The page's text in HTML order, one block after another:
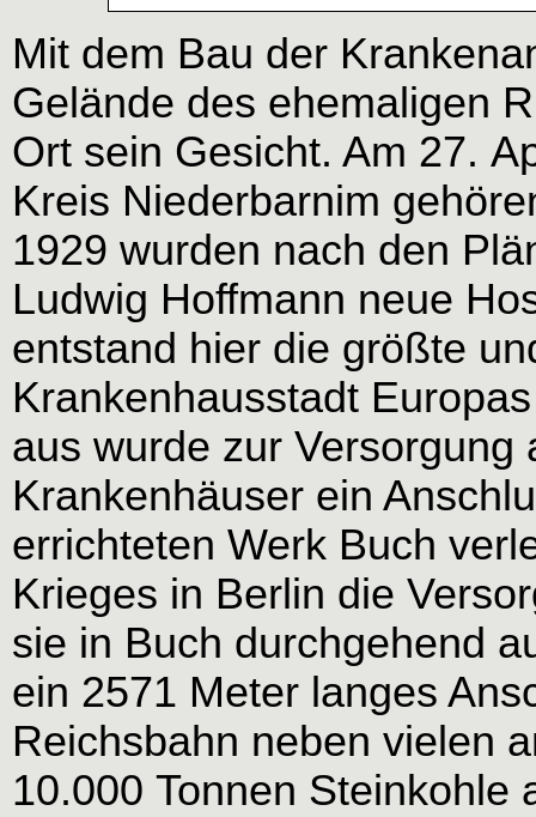
Mit dem Bau der
Gelände des ehemaligen
Ort sein Gesicht. Am 27.
Kreis Niederbarnim
1929 wurden nach den
Ludwig Hoffmann neue
entstand hier die größte
Krankenhausstadt
aus wurde zur Versorgung
Krankenhäuser ein
errichteten Werk Buch
Krieges in Berlin die
sie in Buch durchgehend
ein 2571 Meter langes
Reichsbahn neben vielen
10.000 Tonnen Steinkohle